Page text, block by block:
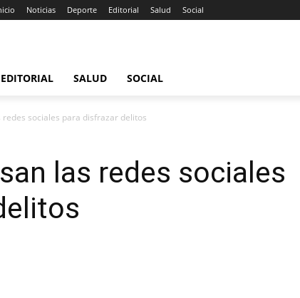
Noticias Deporte Editorial Salud Social
EDITORIAL SALUD SOCIAL
redes sociales para disfrazar delitos
las redes sociales